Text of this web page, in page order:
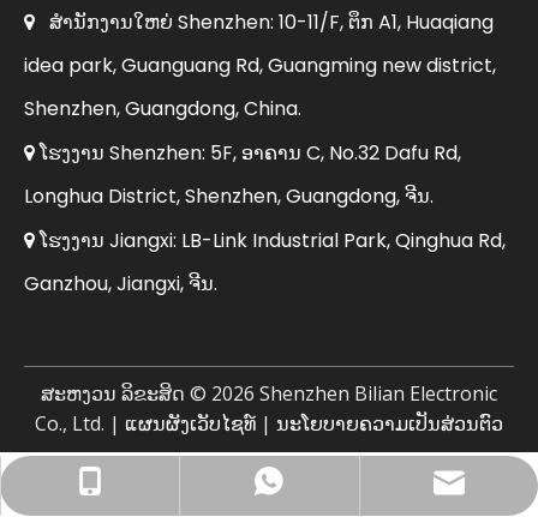
 ສຳນັກງານໃຫຍ່ Shenzhen: 10-11/F, ຕຶກ A1, Huaqiang
idea park, Guanguang Rd, Guangming new district,
Shenzhen, Guangdong, China.
ໂຮງງານ Shenzhen: 5F, ອາຄານ C, No.32 Dafu Rd,
Longhua District, Shenzhen, Guangdong, ຈີນ.
ໂຮງງານ Jiangxi: LB-Link Industrial Park, Qinghua Rd,
Ganzhou, Jiangxi, ຈີນ.
+86- 13923714138
+86 13923714138
ອີເມວທຸລະກິດ: sales@lb-link.com
ສະຫງວນ ລິຂະສິດ © 2026 Shenzhen Bilian Electronic
Co., Ltd. | ແຜນຜັງເວັບໄຊທ໌ | ນະໂຍບາຍຄວາມເປັນສ່ວນຕົວ